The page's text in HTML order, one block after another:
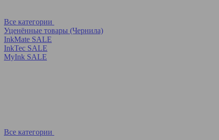
Все категории
Уценённые товары (Чернила)
InkMate SALE
InkTec SALE
MyInk SALE
Все категории